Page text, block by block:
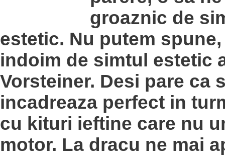
groaznic de
estetic. Nu putem
indoim de simtul estetic
Vorsteiner. Desi pare ca
incadreaza perfect in
cu kituri ieftine care nu
motor. La dracu ne mai